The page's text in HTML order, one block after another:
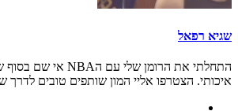
שגיא רפאל
איכותי. הצטרפו אליי המון שותפים טובים לדרך